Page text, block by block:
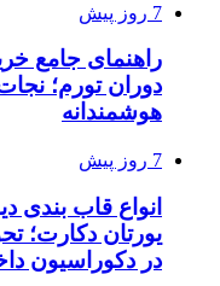
7 روز پیش
راهنمای جامع
دوران تورم؛ نجات
هوشمندانه
7 روز پیش
انواع قاب بندی
یورتان دکارت؛
در دکوراسیون